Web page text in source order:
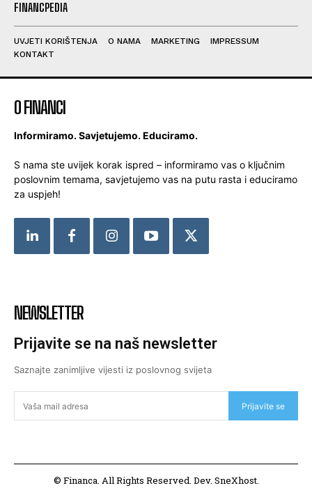
FINANCPEDIA
UVJETI KORIŠTENJA O NAMA MARKETING
IMPRESSUM
KONTAKT
O FINANCI
Informiramo. Savjetujemo. Educiramo.
S nama ste uvijek korak ispred – informiramo vas o ključnim
poslovnim temama, savjetujemo vas na putu rasta i educiramo
za uspjeh!
NEWSLETTER
Prijavite se na naš newsletter
Saznajte zanimljive vijesti iz poslovnog svijeta
Prijavite se
© Financa. All Rights Reserved. Dev. SneXhost.